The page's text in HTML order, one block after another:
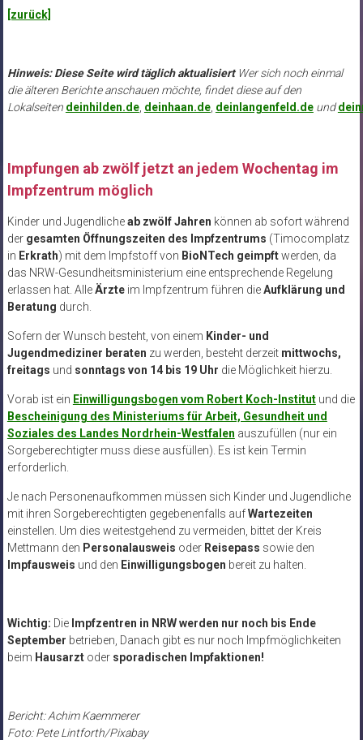
[zurück]
Hinweis: Diese Seite wird täglich aktualisiert Wer sich noch einmal
die älteren Berichte anschauen möchte, findet diese auf den
Lokalseiten deinhilden.de, deinhaan.de, deinlangenfeld.deund
Impfungen ab zwölf jetzt an jedem Wochentag im
Impfzentrum möglich
Kinder und Jugendlicheab zwölf Jahren können ab sofort während
der gesamten Öffnungszeiten des Impfzentrums (Timocomplatz
in Erkrath) mit dem Impfstoff von BioNTech geimpftwerden, da
das NRW-Gesundheitsministerium eine entsprechende Regelung
erlassen hat. AlleÄrzteim Impfzentrum führen dieAufklärung und
Beratung durch.
Sofern der Wunsch besteht, von einem Kinder- und
Jugendmediziner beraten zu werden, besteht derzeit mittwochs,
freitags und sonntags von 14 bis 19 Uhr die Möglichkeit hierzu.
Vorab ist ein Einwilligungsbogen vom Robert Koch-Institutund die
Bescheinigung des Ministeriums für Arbeit, Gesundheit und
Soziales des Landes Nordrhein-Westfalen auszufüllen (nur ein
Sorgeberechtigter muss diese ausfüllen). Es ist kein Termin
erforderlich.
Je nach Personenaufkommen müssen sich Kinder und Jugendliche
mit ihren Sorgeberechtigten gegebenenfalls aufWartezeiten
einstellen. Um dies weitestgehend zu vermeiden, bittet der Kreis
Mettmann den Personalausweis oder Reisepass sowie den
Impfausweis und den Einwilligungsbogen bereit zu halten.
Wichtig: Die Impfzentren in NRW werden nur noch bis Ende
September betrieben, Danach gibt es nur noch Impfmöglichkeiten
beim Hausarztoder sporadischen Impfaktionen!
Bericht: Achim Kaemmerer
Foto: Pete Lintforth/Pixabay